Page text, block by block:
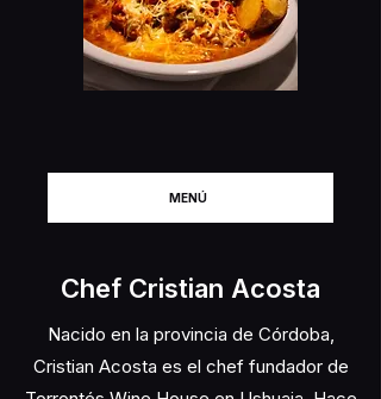
MENÚ
Chef Cristian Acosta
Nacido en la provincia de Córdoba,
Cristian Acosta es el chef fundador de